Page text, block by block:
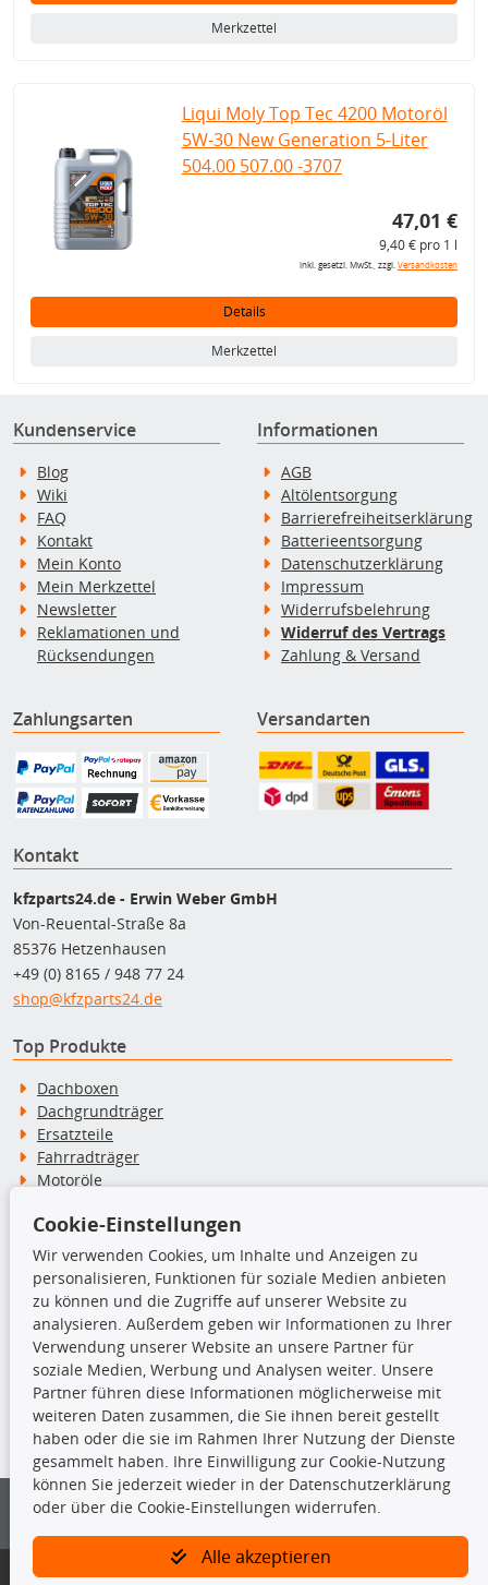
Merkzettel
Liqui Moly Top Tec 4200 Motoröl
5W-30 New Generation 5-Liter
504.00 507.00 -3707
47,01 €
9,40 € pro 1 l
inkl. gesetzl. MwSt., zzgl.Versandkosten
Details
Merkzettel
Kundenservice
Blog
Wiki
FAQ
Kontakt
Mein Konto
Mein Merkzettel
Newsletter
Reklamationen und
Rücksendungen
Informationen
AGB
Altölentsorgung
Barrierefreiheitserklärung
Batterieentsorgung
Datenschutzerklärung
Impressum
Widerrufsbelehrung
Widerruf des Vertrags
Zahlung & Versand
Zahlungsarten Versandarten
Kontakt
kfzparts24.de - Erwin Weber GmbH
Von-Reuental-Straße 8a
85376 Hetzenhausen
+49 (0) 8165 / 948 77 24
shop@kfzparts24.de
Top Produkte
Dachboxen
Dachgrundträger
Ersatzteile
Fahrradträger
Motoröle
Schneeketten
TecDoc Inside
Die hier angezeigten Daten insbesondere die gesamte Datenbank dürfen
nicht kopiert werden.
Es ist zu unterlassen, die Daten oder die gesamte Datenbank ohne
vorherige Zustimmung von TecDoc zu vervielfältigen, zu verbreiten
und/oder diese Handlungen durch Dritte ausführen zu lassen. Ein
Bitte prüfen Sie, ob das über unseren Onlineshop identifizierte Ersatzteil
Cookie-Einstellungen
Wir verwenden Cookies, um Inhalte und Anzeigen zu
personalisieren, Funktionen für soziale Medien anbieten
zu können und die Zugriffe auf unserer Website zu
analysieren. Außerdem geben wir Informationen zu Ihrer
Verwendung unserer Website an unsere Partner für
soziale Medien, Werbung und Analysen weiter. Unsere
Partner führen diese Informationen möglicherweise mit
weiteren Daten zusammen, die Sie ihnen bereit gestellt
haben oder die sie im Rahmen Ihrer Nutzung der Dienste
gesammelt haben. Ihre Einwilligung zur Cookie-Nutzung
können Sie jederzeit wieder in der Datenschutzerklärung
oder über die Cookie-Einstellungen widerrufen.
Alle akzeptieren